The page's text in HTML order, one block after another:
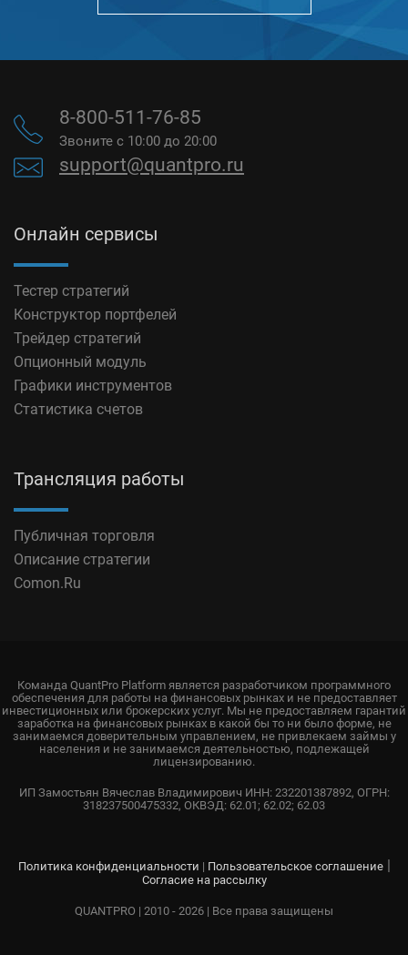
8-800-511-76-85
Звоните с 10:00 до 20:00
support@quantpro.ru
Онлайн сервисы
Тестер стратегий
Конструктор портфелей
Трейдер стратегий
Опционный модуль
Графики инструментов
Статистика счетов
Трансляция работы
Публичная торговля
Описание стратегии
Comon.Ru
Команда QuantPro Platform является разработчиком программного
обеспечения для работы на финансовых рынках и не предоставляет
инвестиционных или брокерских услуг. Мы не предоставляем гарантий
заработка на финансовых рынках в какой бы то ни было форме, не
занимаемся доверительным управлением, не привлекаем займы у
населения и не занимаемся деятельностью, подлежащей
лицензированию.
ИП Замостьян Вячеслав Владимирович ИНН: 232201387892, ОГРН:
318237500475332, ОКВЭД: 62.01; 62.02; 62.03
Политика конфиденциальности | Пользовательское соглашение|
Согласие на рассылку
QUANTPRO | 2010 - 2026 | Все права защищены